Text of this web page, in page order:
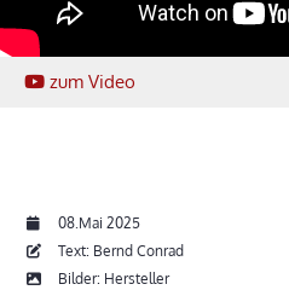
zum Video
08.Mai 2025
Text: Bernd Conrad
Bilder: Hersteller